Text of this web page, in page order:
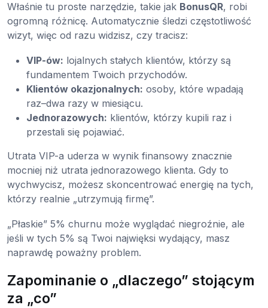
Właśnie tu proste narzędzie, takie jak BonusQR, robi
ogromną różnicę. Automatycznie śledzi częstotliwość
wizyt, więc od razu widzisz, czy tracisz:
VIP-ów: lojalnych stałych klientów, którzy są
fundamentem Twoich przychodów.
Klientów okazjonalnych: osoby, które wpadają
raz–dwa razy w miesiącu.
Jednorazowych: klientów, którzy kupili raz i
przestali się pojawiać.
Utrata VIP-a uderza w wynik finansowy znacznie
mocniej niż utrata jednorazowego klienta. Gdy to
wychwycisz, możesz skoncentrować energię na tych,
którzy realnie „utrzymują firmę”.
„Płaskie” 5% churnu może wyglądać niegroźnie, ale
jeśli w tych 5% są Twoi najwięksi wydający, masz
naprawdę poważny problem.
Zapominanie o „dlaczego” stojącym
za „co”